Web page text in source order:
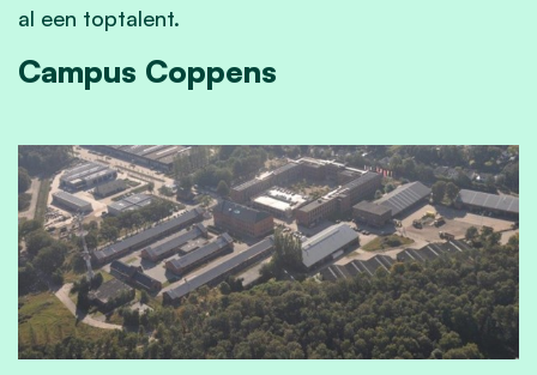
al een toptalent.
Campus Coppens